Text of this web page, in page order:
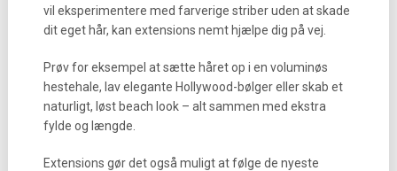
vil eksperimentere med farverige striber uden at skade
dit eget hår, kan extensions nemt hjælpe dig på vej.
Prøv for eksempel at sætte håret op i en voluminøs
hestehale, lav elegante Hollywood-bølger eller skab et
naturligt, løst beach look – alt sammen med ekstra
fylde og længde.
Extensions gør det også muligt at følge de nyeste